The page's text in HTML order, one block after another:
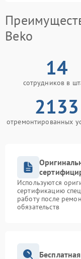
Beko
14
сотрудников в
2133
отремонтированных
Используются
сертификацию
работу после
обязательств